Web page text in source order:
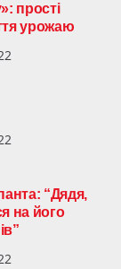
прості
урожаю
“Дядя,
на його